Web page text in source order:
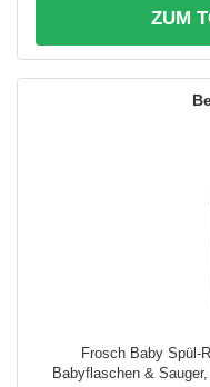
ZUM
Frosch Baby Spül-
Babyflaschen &